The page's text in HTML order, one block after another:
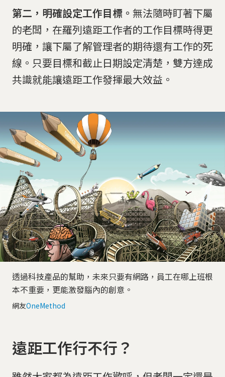
第二，明確設定工作目標。 無法隨時盯著下屬
的老闆，在羅列遠距工作者的工作目標時得更
明確，讓下屬了解管理者的期待還有工作的死
線。只要目標和截止日期設定清楚，雙方達成
共識就能讓遠距工作發揮最大效益。
透過科技產品的幫助，未來只要有網路，員工在哪上班根
本不重要，更能激發腦內的創意。
網友OneMethod
遠距工作行不行？